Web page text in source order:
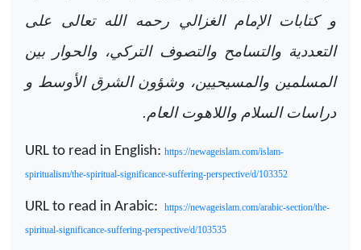
و كتابات الإمام الغزالي رحمه الله تعالى على
التعددية والتسامح والتصوف التركي، والحوار بين
المسلمين والمسيحيين، وشؤون الشرق الأوسط و
دراسات السلام واللاهوت العام.
URL to read in English: https://newageislam.com/islam-
spiritualism/the-spiritual-significance-suffering-perspective/d/103352
URL to read in Arabic:
https://newageislam.com/arabic-section/the-
spiritual-significance-suffering-perspective/d/103535